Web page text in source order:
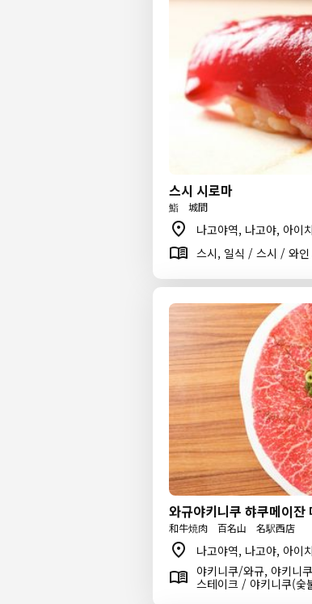
스시 시로마
鮨 城間
나고야역, 나고야, 아이
스시, 일식 / 스시 / 와
와규야키니쿠 햐쿠메이잔
和牛焼肉 百名山 名駅西店
나고야역, 나고야, 아이
야키니쿠/와규, 야키니
스테이크 / 야키니쿠(숯